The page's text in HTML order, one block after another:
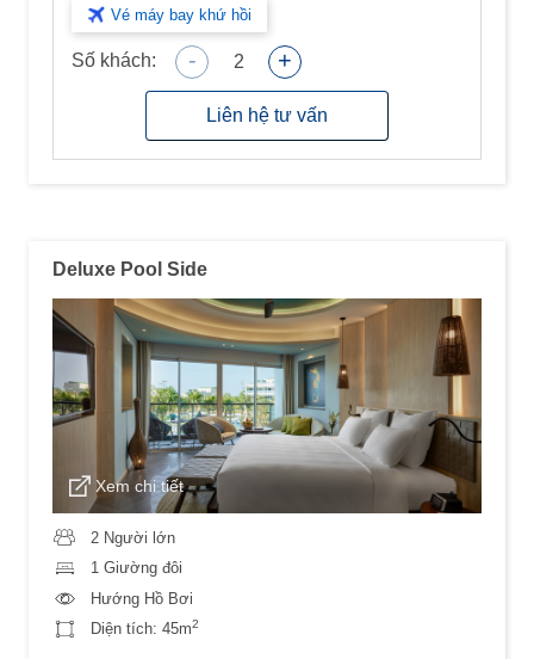
Vé máy bay khứ hồi
Số khách: - 2 +
Liên hệ tư vấn
Deluxe Pool Side
Xem chi tiết
2 Người lớn
1 Giường đôi
Hướng Hồ Bơi
Diện tích: 45m2